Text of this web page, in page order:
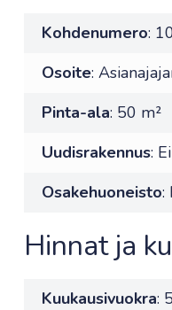
Kohdenumero:
Osoite:
Pinta-ala: 50 m²
Uudisrakennus: Ei
Osakehuoneisto:
Hinnat ja
Kuukausivuokra: